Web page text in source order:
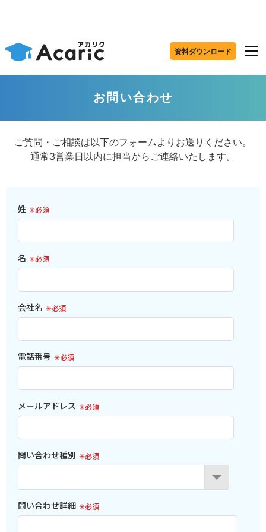
資料ダウンロード
お問い合わせ
ご質問・ご相談は以下のフォームよりお送りください。
通常3営業日以内に担当からご連絡いたします。